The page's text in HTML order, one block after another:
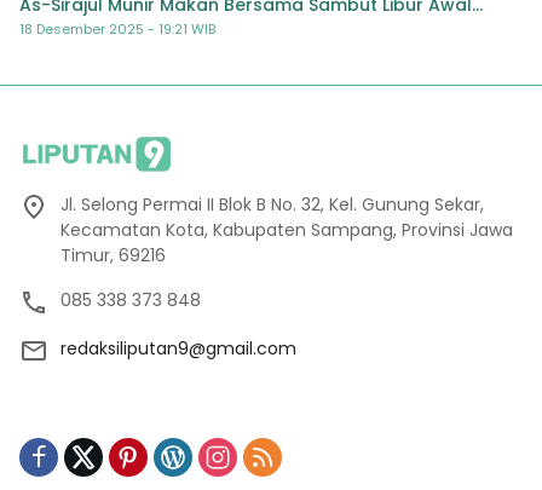
Semester
18 Desember 2025 - 19:21 WIB
Jl. Selong Permai II Blok B No. 32, Kel. Gunung Sekar,
Kecamatan Kota, Kabupaten Sampang, Provinsi Jawa
Timur, 69216
085 338 373 848
redaksiliputan9@gmail.com